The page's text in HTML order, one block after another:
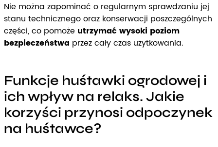
Nie można zapominać o regularnym sprawdzaniu jej
stanu technicznego oraz konserwacji poszczególnych
części, co pomoże utrzymać wysoki poziom
bezpieczeństwa przez cały czas użytkowania.
Funkcje huśtawki ogrodowej i
ich wpływ na relaks. Jakie
korzyści przynosi odpoczynek
na huśtawce?